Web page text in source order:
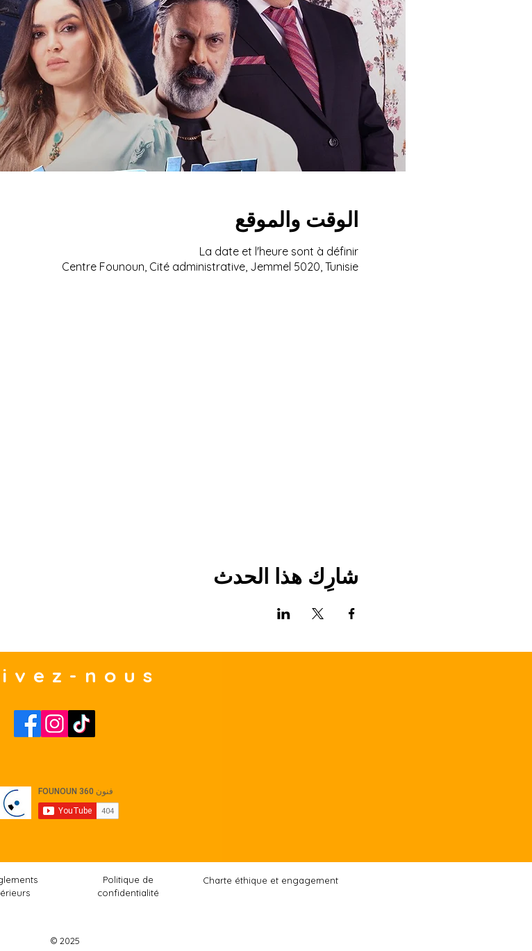
الوقت والموقع
La date et l'heure sont à définir
Centre Founoun, Cité administrative, Jemmel 5020, Tunisie
شارِك هذا الحدث
nous
Politique de
confidentialité
Charte éthique et engagement
© 2025